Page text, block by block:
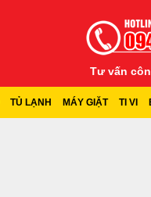
Tư vấn
TỦ LẠNH MÁY GIẶT TI VI